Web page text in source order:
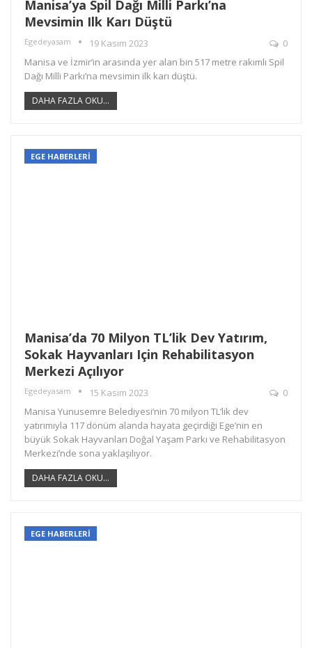
Manisa’ya Spil Dağı Milli Parkı’na
Mevsimin Ilk Karı Düştü
Egedeyasam 19 Kasım 2023
0
Manisa ve İzmir’in arasında yer alan bin 517 metre rakımlı Spil
Dağı Milli Parkı’na mevsimin ilk karı düştü.
DAHA FAZLA OKU...
EGE HABERLERİ
Manisa’da 70 Milyon TL’lik Dev Yatırım,
Sokak Hayvanları Için Rehabilitasyon
Merkezi Açılıyor
Egedeyasam 15 Kasım 2023
0
Manisa Yunusemre Belediyesi’nin 70 milyon TL’lik dev
yatırımıyla 117 dönüm alanda hayata geçirdiği Ege’nin en
büyük Sokak Hayvanları Doğal Yaşam Parkı ve Rehabilitasyon
Merkezi’nde sona yaklaşılıyor.
DAHA FAZLA OKU...
EGE HABERLERİ